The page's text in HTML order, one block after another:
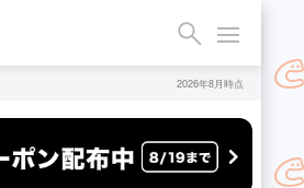
2026年8月時点